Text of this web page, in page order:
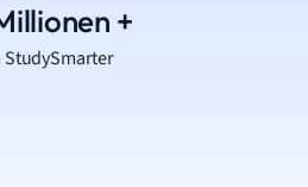
+
StudySmarter